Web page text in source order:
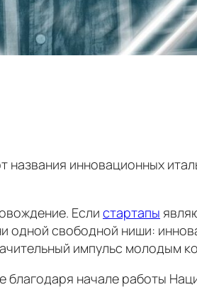
инновационных
Если стартапы
свободной ниши:
импульс молодым
благодаря начале работы